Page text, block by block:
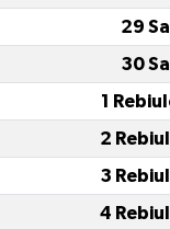
29
30
1
2
3
4